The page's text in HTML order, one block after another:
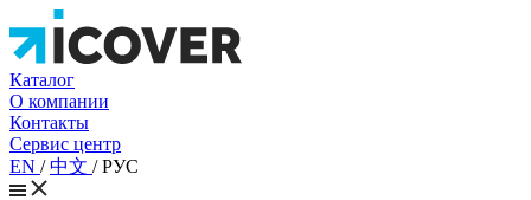
Каталог
О компании
Контакты
Сервис центр
EN /中文 /РУС